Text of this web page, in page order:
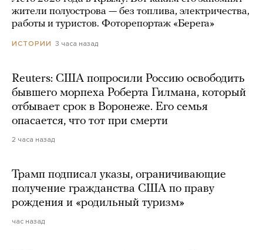
жители полуострова — без топлива, электричества,
работы и туристов. Фоторепортаж «Берега»
ИСТОРИИ 3 часа назад
Reuters: США попросили Россию освободить
бывшего морпеха Роберта Гилмана, который
отбывает срок в Воронеже. Его семья
опасается, что тот при смерти
2 часа назад
Трамп подписал указы, ограничивающие
получение гражданства США по праву
рождения и «родильный туризм»
час назад